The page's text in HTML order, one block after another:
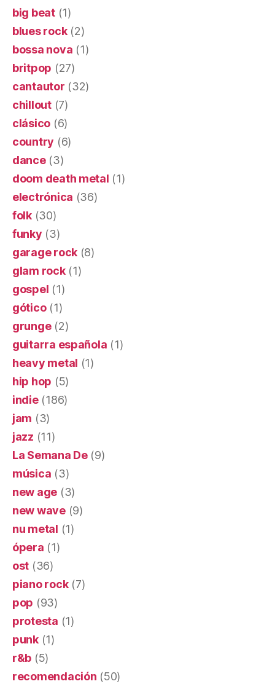
big beat(1)
blues rock(2)
bossa nova (1)
britpop (27)
cantautor (32)
chillout(7)
clásico (6)
country (6)
dance(3)
doom death metal (1)
electrónica (36)
folk(30)
funky (3)
garage rock (8)
glam rock(1)
gospel (1)
gótico(1)
grunge(2)
guitarra española (1)
heavy metal (1)
hip hop (5)
indie(186)
jam (3)
jazz (11)
La Semana De(9)
música (3)
new age (3)
new wave(9)
nu metal (1)
ópera (1)
ost (36)
piano rock(7)
pop (93)
protesta (1)
punk(1)
r&b (5)
recomendación (50)